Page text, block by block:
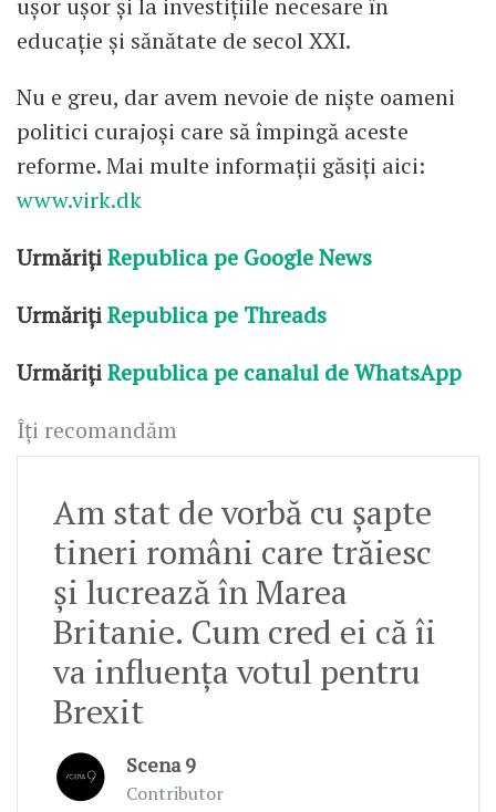
educație și sănătate de secol XXI.
Nu e greu, dar avem nevoie de niște oameni
politici curajoși care să împingă aceste
reforme. Mai multe informații găsiți aici:
www.virk.dk
UrmărițiRepublica pe Google News
UrmărițiRepublica pe Threads
UrmărițiRepublica pe canalul de WhatsApp
Îți recomandăm
Am stat de vorbă cu șapte
tineri români care trăiesc
și lucrează în Marea
Britanie. Cum cred ei că îi
va influența votul pentru
Brexit
Scena 9
Contributor